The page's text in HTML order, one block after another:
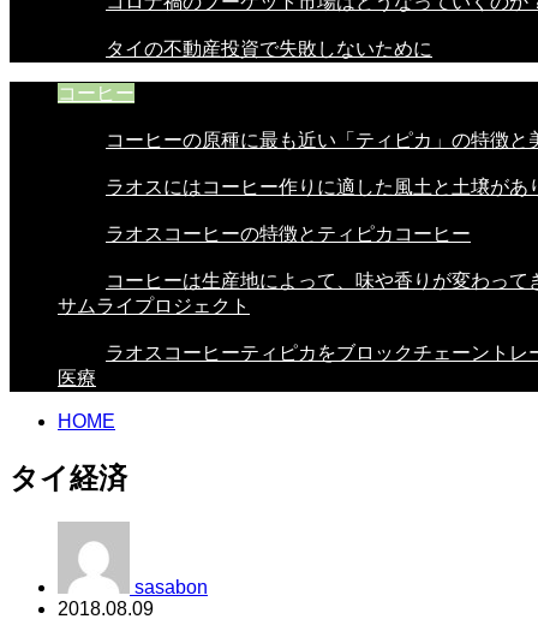
タイの不動産投資で失敗しないために
コーヒー
コーヒーの原種に最も近い「ティピカ」の特徴と
ラオスにはコーヒー作りに適した風土と土壌があ
ラオスコーヒーの特徴とティピカコーヒー
コーヒーは生産地によって、味や香りが変わって
サムライプロジェクト
ラオスコーヒーティピカをブロックチェーントレ
医療
HOME
タイ経済
sasabon
2018.08.09